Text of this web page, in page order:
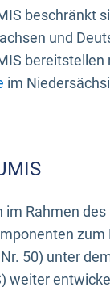
beschränkt
und
bereitstellen
im
Rahmen des
50) unter
weiter